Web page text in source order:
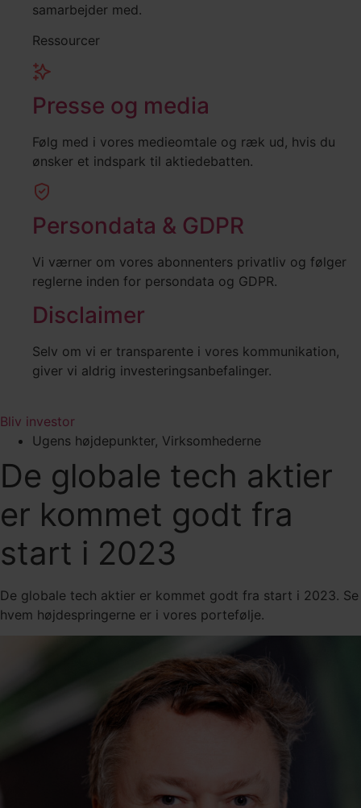
samarbejder med.
Ressourcer
Presse og media
Følg med i vores medieomtale og ræk ud, hvis du
ønsker et indspark til aktiedebatten.
Persondata & GDPR
Vi værner om vores abonnenters privatliv og følger
reglerne inden for persondata og GDPR.
Disclaimer
Selv om vi er transparente i vores kommunikation,
giver vi aldrig investeringsanbefalinger.
Bliv investor
Ugens højdepunkter, Virksomhederne
De globale tech aktier
er kommet godt fra
start i 2023
De globale tech aktier er kommet godt fra start i 2023. Se
hvem højdespringerne er i vores portefølje.